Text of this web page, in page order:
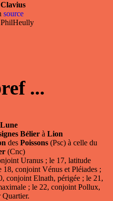
source
PhilHeully
...
Bélier à Lion
des Poissons(Psc) à celle du
(Cnc)
Uranus ; le 17, latitude
conjoint Vénus et Pléiades ;
conjoint Elnath, périgée ; le 21,
; le 22, conjoint Pollux,
Quartier.